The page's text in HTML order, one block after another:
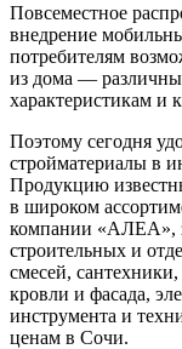
Повсеместное
внедрение
потребителям
из дома —
характеристикам и
Поэтому сегодня
стройматериалы в
Продукцию
в широком
компании «АЛЕА»,
строительных и
смесей,
кровли и фасада,
инструмента и
ценам в Сочи.